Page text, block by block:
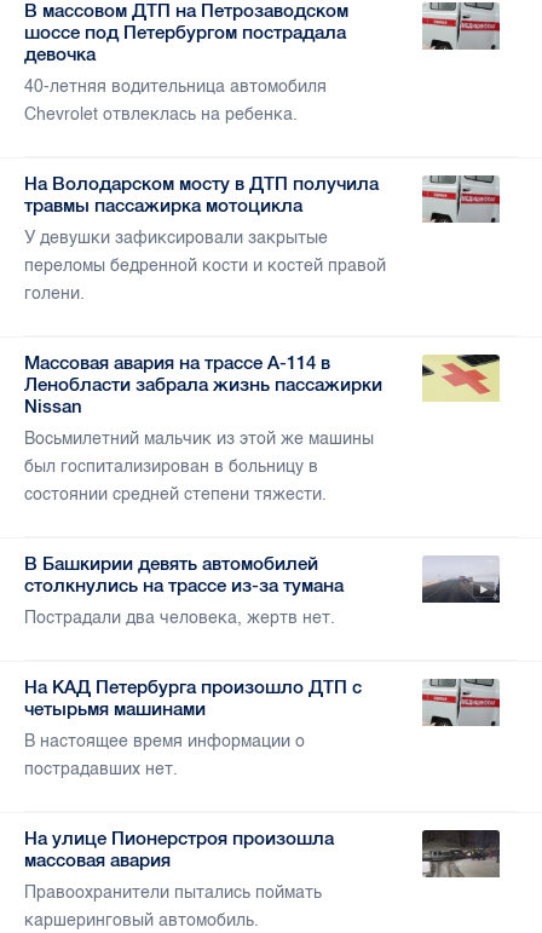
В массовом ДТП на Петрозаводском
шоссе под Петербургом пострадала
девочка
40-летняя водительница автомобиля
Chevrolet отвлеклась на ребенка.
На Володарском мосту в ДТП получила
травмы пассажирка мотоцикла
У девушки зафиксировали закрытые
переломы бедренной кости и костей правой
голени.
Массовая авария на трассе А-114 в
Ленобласти забрала жизнь пассажирки
Nissan
Восьмилетний мальчик из этой же машины
был госпитализирован в больницу в
состоянии средней степени тяжести.
В Башкирии девять автомобилей
столкнулись на трассе из-за тумана
Пострадали два человека, жертв нет.
На КАД Петербурга произошло ДТП с
четырьмя машинами
В настоящее время информации о
пострадавших нет.
На улице Пионерстроя произошла
массовая авария
Правоохранители пытались поймать
каршеринговый автомобиль.